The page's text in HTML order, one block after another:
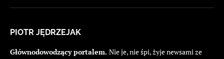
PIOTR JĘDRZEJAK
Głównodowodzący portalem. Nie je, nie śpi, żyje newsami ze